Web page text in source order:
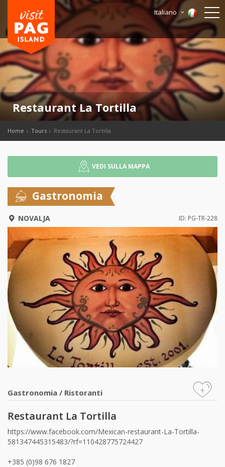
Italiano
Restaurant La Tortilla
Home Tours Restaurant La Tortilla
VEDI SULLA MAPPA
Gastronomia
NOVALJA ID: PG-TR-228
Gastronomia / Ristoranti +
Restaurant La Tortilla
https://www.facebook.com/Mexican-restaurant-La-Tortilla-
581347445315483/?rf=110428775724427
+385 (0)98 676 1827